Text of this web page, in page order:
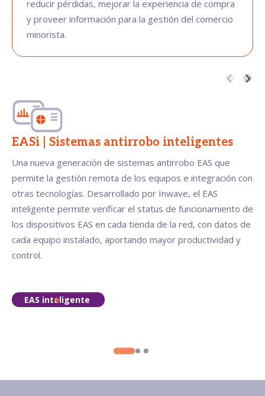
reducir pérdidas, mejorar la experiencia de compra
y proveer información para la gestión del comercio
minorista.
EASi | Sistemas antirrobo inteligentes
Una nueva generación de sistemas antirrobo EAS que
permite la gestión remota de los equipos e integración con
otras tecnologías. Desarrollado por Inwave, el EAS
inteligente permite verificar el status de funcionamiento de
los dispositivos EAS en cada tienda de la red, con datos de
cada equipo instalado, aportando mayor productividad y
control.
EAS inteligente